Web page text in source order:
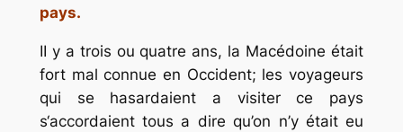
pays.
II y a trois ou quatre ans, la Macédoine était
fort mal connue en Occident; les voyageurs
qui se hasardaient a visiter ce pays
s‘accordaient tous a dire qu’on n’y était eu